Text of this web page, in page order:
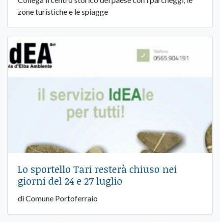
zone turistiche e le spiagge
Lo sportello Tari resterà chiuso nei
giorni del 24 e 27 luglio
di Comune Portoferraio